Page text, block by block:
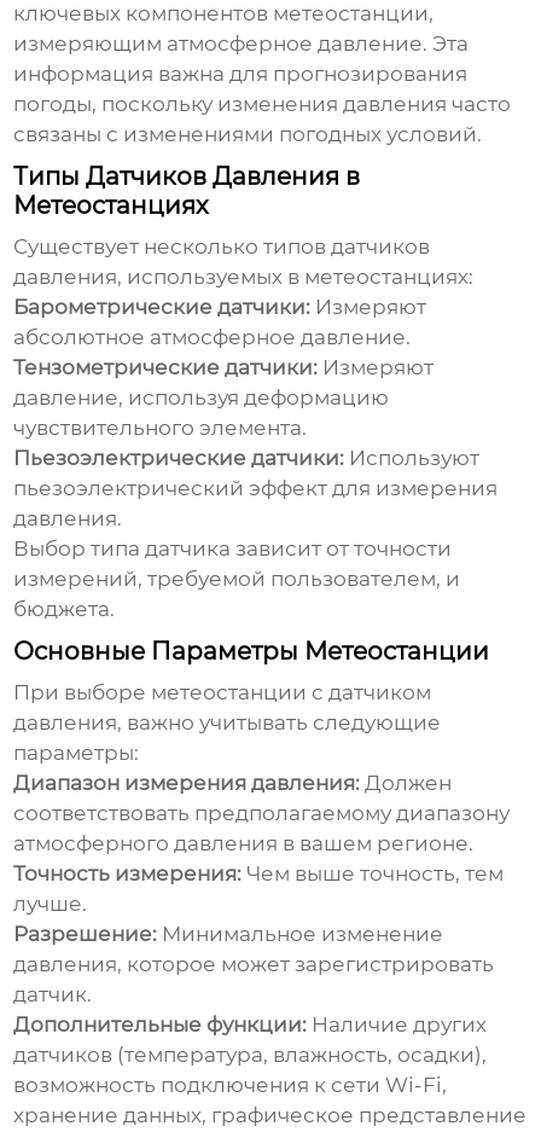
ключевых компонентов метеостанции,
измеряющим атмосферное давление. Эта
информация важна для прогнозирования
погоды, поскольку изменения давления часто
связаны с изменениями погодных условий.
Типы Датчиков Давления в
Метеостанциях
Существует несколько типов датчиков
давления, используемых в метеостанциях:
Барометрические датчики: Измеряют
абсолютное атмосферное давление.
Тензометрические датчики: Измеряют
давление, используя деформацию
чувствительного элемента.
Пьезоэлектрические датчики: Используют
пьезоэлектрический эффект для измерения
давления.
Выбор типа датчика зависит от точности
измерений, требуемой пользователем, и
бюджета.
Основные Параметры Метеостанции
При выборе метеостанции с датчиком
давления, важно учитывать следующие
параметры:
Диапазон измерения давления: Должен
соответствовать предполагаемому диапазону
атмосферного давления в вашем регионе.
Точность измерения: Чем выше точность, тем
лучше.
Разрешение: Минимальное изменение
давления, которое может зарегистрировать
датчик.
Дополнительные функции: Наличие других
датчиков (температура, влажность, осадки),
возможность подключения к сети Wi-Fi,
хранение данных, графическое представление